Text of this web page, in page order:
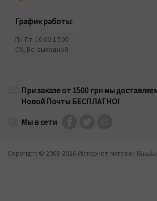
График работы:
Пн-Пт: 10:00-17:00
Сб, Вс: выходной
При заказе от 1500 грн мы
Новой Почты БЕСПЛАТНО!
Мы в сети
Copyright © 2008-2026 Интернет-магазин